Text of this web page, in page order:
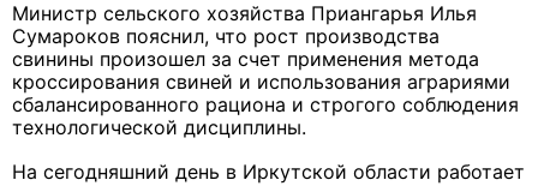
Министр сельского хозяйства Приангарья Илья
Сумароков пояснил, что рост производства
свинины произошел за счет применения метода
кроссирования свиней и использования аграриями
сбалансированного рациона и строгого соблюдения
технологической дисциплины.
На сегодняшний день в Иркутской области работает